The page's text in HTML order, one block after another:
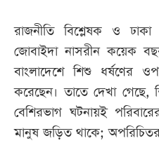
রাজনীতি বিশ্লেষক ও ঢাকা
জোবাইদা নাসরীন কয়েক
বাংলাদেশে শিশু ধর্ষণের
করেছেন। তাতে দেখা গেছে,
বেশিরভাগ ঘটনায়ই
মানুষ জড়িত থাকে;